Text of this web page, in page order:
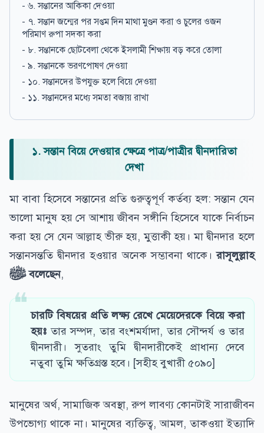
- ৬. সন্তানের আকিকা দেওয়া
- ৭. সন্তান জন্মের পর সপ্তম দিন মাথা মুণ্ডন করা ও চুলের ওজন
পরিমাণ রুপা সদকা করা
- ৮. সন্তানকে ছোটবেলা থেকে ইসলামী শিক্ষায় বড় করে তোলা
- ৯. সন্তানকে ভরণপোষণ দেওয়া
- ১০. সন্তানদের উপযুক্ত হলে বিয়ে দেওয়া
- ১১. সন্তানদের মধ্যে সমতা বজায় রাখা
১. সন্তান বিয়ে দেওয়ার ক্ষেত্রে পাত্র/পাত্রীর দ্বীনদারিতা
দেখা
মা বাবা হিসেবে সন্তানের প্রতি গুরুত্বপূর্ণ কর্তব্য হল: সন্তান যেন
ভালো মানুষ হয় সে আশায় জীবন সঙ্গীনি হিসেবে যাকে নির্বাচন
করা হয় সে যেন আল্লাহ ভীরু হয়, মুত্তাকী হয়। মা দ্বীনদার হলে
সন্তানসন্ততি দ্বীনদার হওয়ার অনেক সম্ভাবনা থাকে।রাসূলুল্লাহ
ﷺ বলেছেন,
চারটি বিষয়ের প্রতি লক্ষ্য রেখে মেয়েদেরকে বিয়ে করা
হয়ঃ তার সম্পদ, তার বংশমর্যাদা, তার সৌন্দর্য ও তার
দ্বীনদারী। সুতরাং তুমি দ্বীনদারীকেই প্রাধান্য দেবে
নতুবা তুমি ক্ষতিগ্রস্ত হবে। [সহীহ বুখারী ৫০৯০]
মানুষের অর্থ, সামাজিক অবস্থা, রুপ লাবণ্য কোনটাই সারাজীবন
উপভোগ্য থাকে না। মানুষের ব্যক্তিত্ব, আমল, তাকওয়া ইত্যাদি